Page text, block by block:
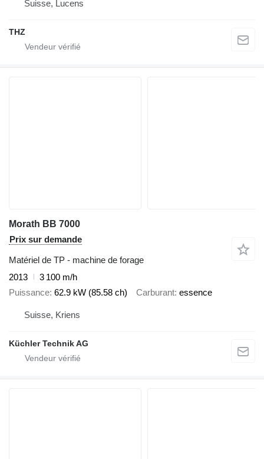
Suisse, Lucens
THZ
Morath BB 7000
Prix sur demande
Matériel de TP - machine de forage
2013
3 100 m/h
Puissance 62.9 kW (85.58 ch) Carburant essence
Suisse, Kriens
Küchler Technik AG